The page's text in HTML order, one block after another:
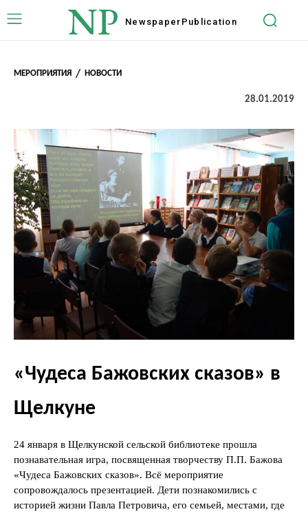
NP Newspaper Publication
МЕРОПРИЯТИЯ НОВОСТИ
28.01.2019
«Чудеса Бажовских сказов» в
Щелкуне
24 января в Щелкунской сельской библиотеке прошла
познавательная игра, посвященная творчеству П.П. Бажова
«Чудеса Бажовских сказов». Всё мероприятие
сопровождалось презентацией. Дети познакомились с
историей жизни Павла Петровича, его семьей, местами, где